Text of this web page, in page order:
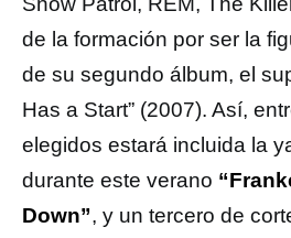
de la formación por ser la
de su segundo álbum, el
Has a Start” (2007). Así,
elegidos estará incluida la
durante este verano
Down”, y un tercero de